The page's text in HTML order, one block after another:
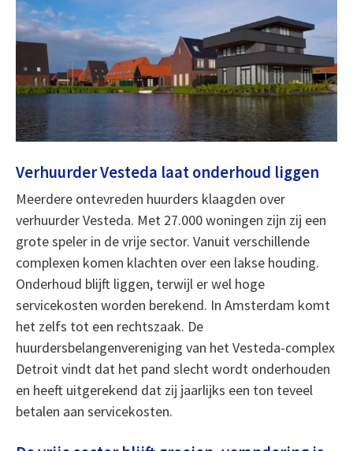
Verhuurder Vesteda laat onderhoud liggen
Meerdere ontevreden huurders klaagden over
verhuurder Vesteda. Met 27.000 woningen zijn zij een
grote speler in de vrije sector. Vanuit verschillende
complexen komen klachten over een lakse houding.
Onderhoud blijft liggen, terwijl er wel hoge
servicekosten worden berekend. In Amsterdam komt
het zelfs tot een rechtszaak. De
huurdersbelangenvereniging van het Vesteda-complex
Detroit vindt dat het pand slecht wordt onderhouden
en heeft uitgerekend dat zij jaarlijks een ton teveel
betalen aan servicekosten.